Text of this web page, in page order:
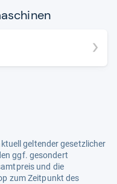
geltender gesetzlicher
ggf. gesondert
und die
zum Zeitpunkt des